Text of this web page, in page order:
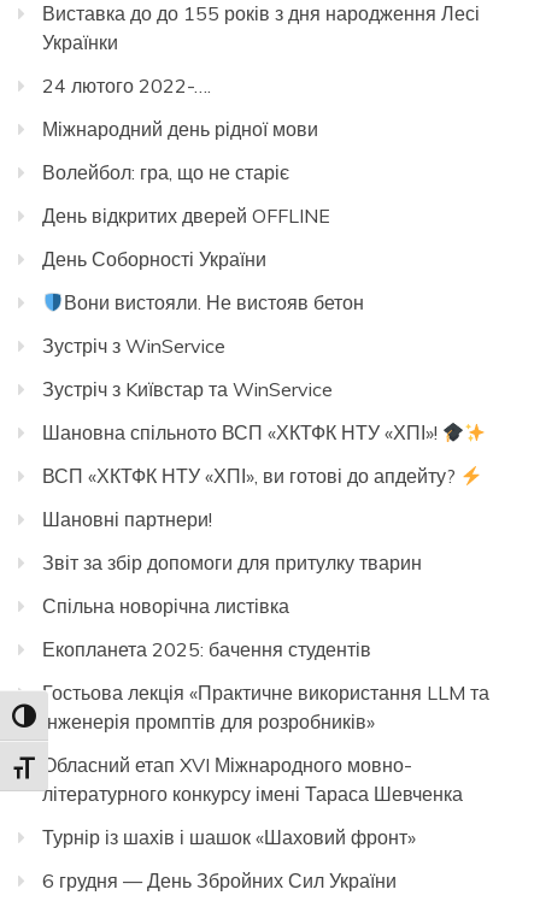
Toggle High Contrast
Toggle Font size
Виставка до до 155 років з дня народження Лесі
Українки
24 лютого 2022-….
Міжнародний день рідної мови
Волейбол: гра, що не старіє
День відкритих дверей OFFLINE
День Соборності України
Вони вистояли. Не вистояв бетон
Зустріч з WinService
Зустріч з Kиївстар та WinService
Шановна спільното ВСП «ХКТФК НТУ «ХПІ»!
ВСП «ХКТФК НТУ «ХПІ», ви готові до апдейту?
Шановні партнери!
Звіт за збір допомоги для притулку тварин
Спільна новорічна листівка
Екопланета 2025: бачення студентів
Гостьова лекція «Практичне використання LLM та
інженерія промптів для розробників»
Обласний етап XVI Міжнародного мовно-
літературного конкурсу імені Тараса Шевченка
Турнір із шахів і шашок «Шаховий фронт»
6 грудня — День Збройних Сил України